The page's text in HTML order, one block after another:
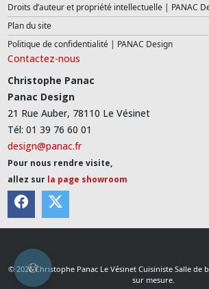
Droits d’auteur et propriété intellectuelle | PANAC
Plan du site
Politique de confidentialité | PANAC Design
Contactez-nous
Christophe Panac
Panac Design
21 Rue Auber, 78110 Le Vésinet
Tél: 01 39 76 60 01
design@panac.fr
Pour nous rendre visite,
allez sur la page showroom
© 2026 Christophe Panac Le Vésinet Cuisiniste Salle de
sur mesure.